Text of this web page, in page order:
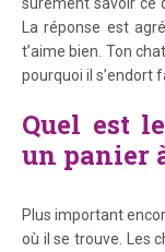
La réponse est
t’aime bien. Ton
pourquoi il s’endort
Quel est
un panier
Plus important
où il se trouve. Les